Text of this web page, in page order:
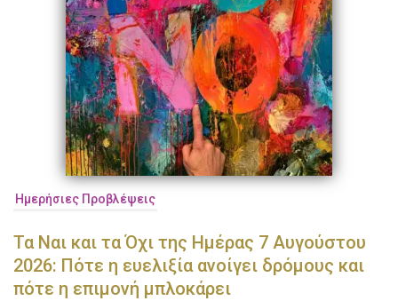
Ημερήσιες Προβλέψεις
Τα Ναι και τα Όχι της Ημέρας 7 Αυγούστου
2026: Πότε η ευελιξία ανοίγει δρόμους και
πότε η επιμονή μπλοκάρει